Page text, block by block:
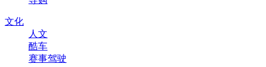
文化
人文
酷车
赛事驾驶